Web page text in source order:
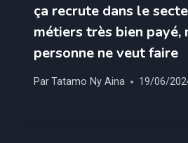
ça recrute dans le
métiers très bien payé,
personne ne veut faire
ParTatamo Ny Aina 19/06/